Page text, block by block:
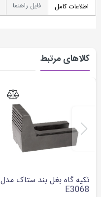
اطلاعات کامل فایل راهنما
کالاهای مرتبط
تکیه گاه بغل بند ستاک مدل
E3068